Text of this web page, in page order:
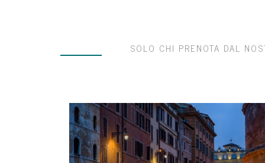
SOLO CHI PRENOTA DAL